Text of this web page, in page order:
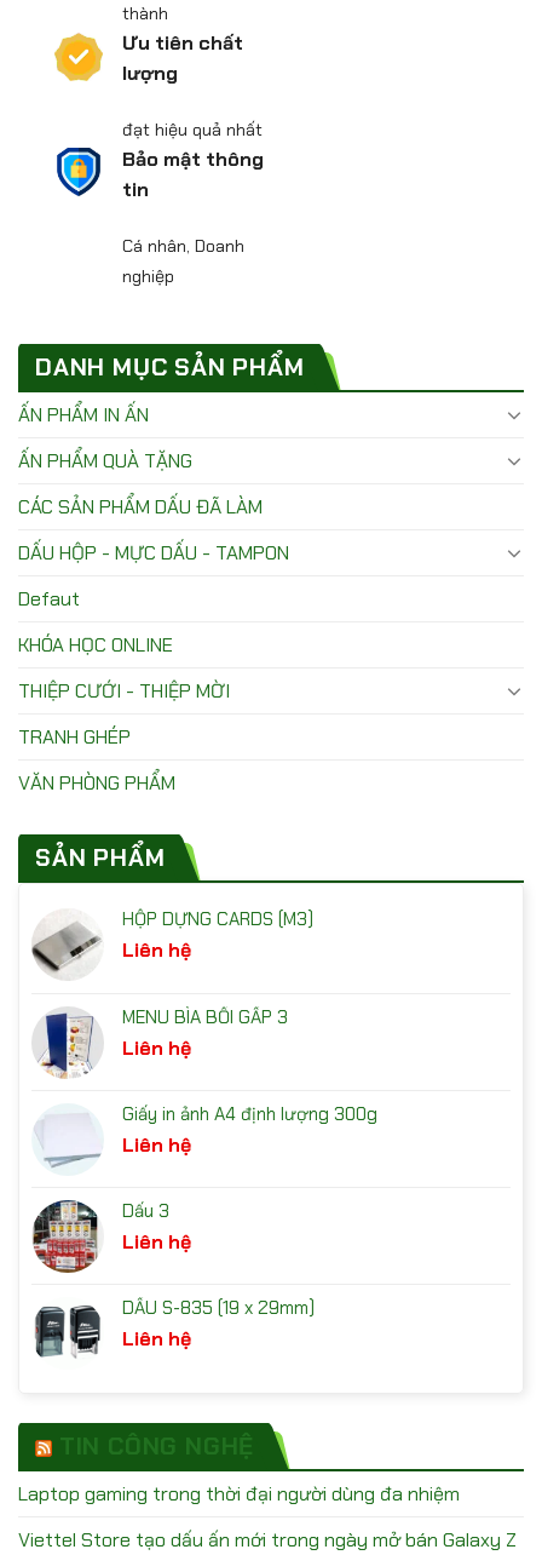
thành
Ưu tiên chất
lượng
đạt hiệu quả nhất
Bảo mật thông
tin
Cá nhân, Doanh
nghiệp
DANH MỤC SẢN PHẨM
ẤN PHẨM IN ẤN
ẤN PHẨM QUÀ TẶNG
CÁC SẢN PHẨM DẤU ĐÃ LÀM
DẤU HỘP - MỰC DẤU - TAMPON
Defaut
KHÓA HỌC ONLINE
THIỆP CƯỚI - THIỆP MỜI
TRANH GHÉP
VĂN PHÒNG PHẨM
SẢN PHẨM
HỘP DỰNG CARDS (M3)
Liên hệ
MENU BÌA BỒI GẤP 3
Liên hệ
Giấy in ảnh A4 định lượng 300g
Liên hệ
Dấu 3
Liên hệ
DẤU S-835 (19 x 29mm)
Liên hệ
TIN CÔNG NGHỆ
Laptop gaming trong thời đại người dùng đa nhiệm
Viettel Store tạo dấu ấn mới trong ngày mở bán Galaxy Z